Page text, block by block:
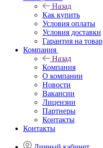
Назад
Как купить
Условия оплаты
Условия доставки
Гарантия на товар
Компания
Назад
Компания
О компании
Новости
Вакансии
Лицензии
Партнеры
Контакты
Контакты